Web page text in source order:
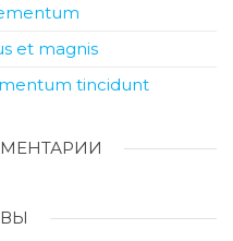
et magnis
tincidunt